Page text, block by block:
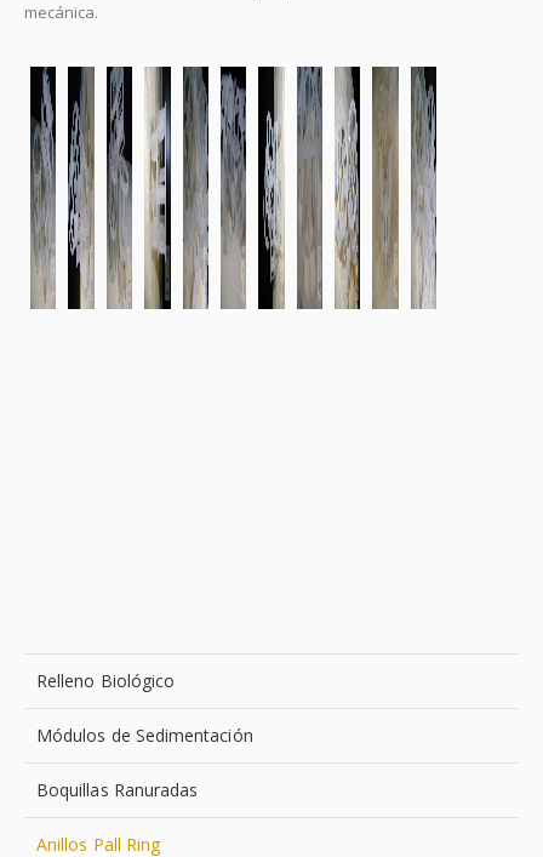
mecánica.
Relleno Biológico
Módulos de Sedimentación
Boquillas Ranuradas
Anillos Pall Ring